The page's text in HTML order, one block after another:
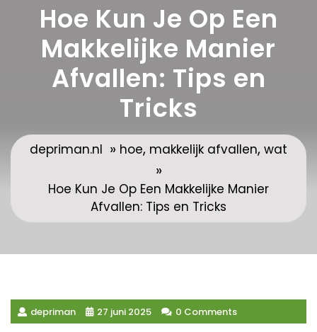
Hoe Kun Je Op Een
Makkelijke Manier
Afvallen: Tips en
Tricks
depriman.nl » hoe, makkelijk afvallen, wat
»
Hoe Kun Je Op Een Makkelijke Manier
Afvallen: Tips en Tricks
depriman 27 juni 2025 0 Comments